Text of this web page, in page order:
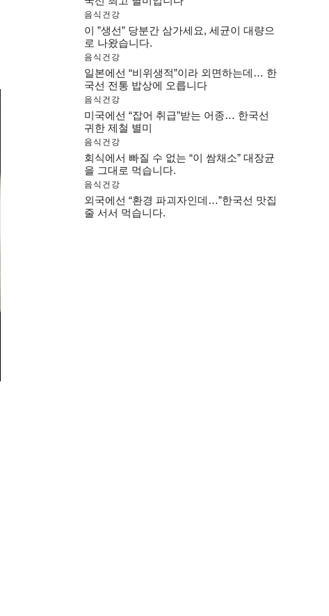
음식건강
이 ”생선” 당분간 삼가세요, 세균이 대량으
로 나왔습니다.
음식건강
일본에선 “비위생적”이라 외면하는데… 한
국선 전통 밥상에 오릅니다
음식건강
미국에선 “잡어 취급”받는 어종… 한국선
귀한 제철 별미
음식건강
회식에서 빠질 수 없는 “이 쌈채소” 대장균
을 그대로 먹습니다.
음식건강
외국에선 “환경 파괴자인데…”한국선 맛집
줄 서서 먹습니다.